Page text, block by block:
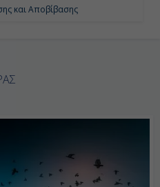
Ημέρα 7η
και Αποβίβασης